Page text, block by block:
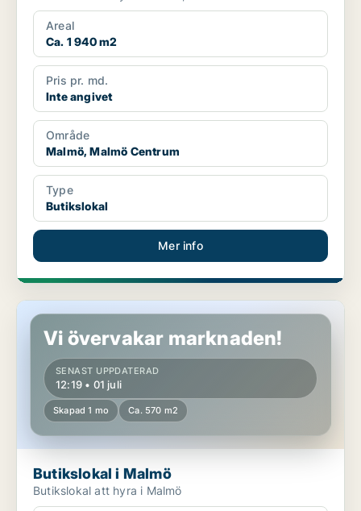
Areal
Ca. 1 940 m2
Pris pr. md.
Inte angivet
Område
Malmö, Malmö Centrum
Type
Butikslokal
Mer info
Butikslokal i Malmö
Vi övervakar marknaden!
SENAST UPPDATERAD
12:19 • 01 juli
Skapad 1 mo Ca. 570 m2
Butikslokal i Malmö
Butikslokal att hyra i Malmö